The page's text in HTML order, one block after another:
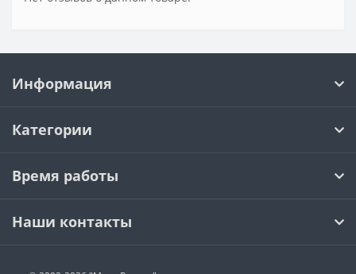
Информация
Категории
Время работы
Наши контакты